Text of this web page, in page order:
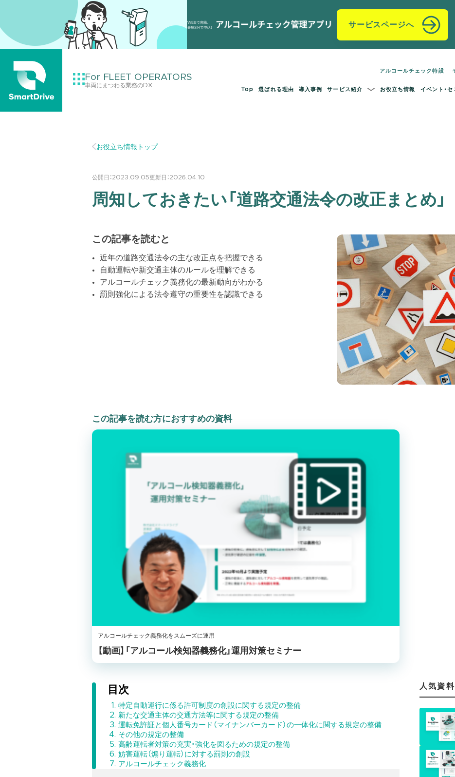
サービスページへ
For FLEET OPERATORS
車両にまつわる業務のDX
アルコールチェック特設
Top 選ばれる理由 導入事例 サービス紹介 お役立ち情報 イベント・セ
お役立ち情報トップ
公開日：2023.09.05更新日：2026.04.10
周知しておきたい「道路交通法令の改正まとめ」
この記事を読むと
近年の道路交通法令の主な改正点を把握できる
自動運転や新交通主体のルールを理解できる
アルコールチェック義務化の最新動向がわかる
罰則強化による法令遵守の重要性を認識できる
この記事を読む方におすすめの資料
アルコールチェック義務化をスムーズに運用
【動画】「アルコール検知器義務化」運用対策セミナー
目次
特定自動運行に係る許可制度の創設に関する規定の整備
新たな交通主体の交通方法等に関する規定の整備
運転免許証と個人番号カード（マイナンバーカード）の一体化に関する規定の整備
その他の規定の整備
高齢運転者対策の充実・強化を図るための規定の整備
妨害運転（煽り運転）に対する罰則の創設
アルコールチェック義務化
人気資料